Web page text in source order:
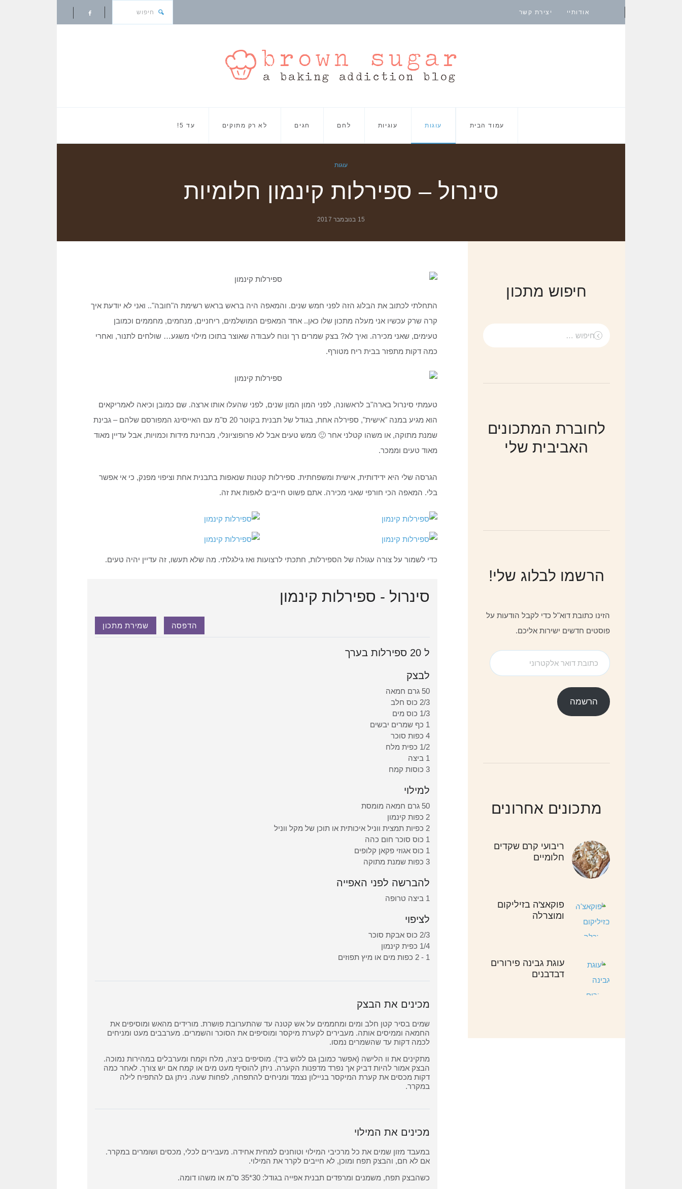
אודותיי יצירת קשר
עמוד הבית עוגות עוגיות לחם חגים לא רק מתוקים עד 5!
עוגות
סינרול – ספירלות קינמון חלומיות
15 בנובמבר 2017
התחלתי לכתוב את הבלוג הזה לפני חמש שנים. והמאפה היה בראש בראש רשימת ה"חובה".. ואני לא יודעת איך
קרה שרק עכשיו אני מעלה מתכון שלו כאן.. אחד המאפים המושלמים, ריחניים, מנחמים, מחממים וכמובן
טעימים, שאני מכירה. ואיך לא? בצק שמרים רך ונוח לעבודה שאוצר בתוכו מילוי משגע… שולחים לתנור, ואחרי
כמה דקות מתפזר בבית ריח מטורף.
טעמתי סינרול בארה"ב לראשונה, לפני המון המון שנים, לפני שהעלו אותו ארצה. שם כמובן וכיאה לאמריקאים
הוא מגיע במנה "אישית", ספירלה אחת, בגודל של תבנית בקוטר 20 ס"מ עם האייסינג המפורסם שלהם – גבינת
שמנת מתוקה, או משהו קטלני אחר 🙂 ממש טעים אבל לא פרופוציונלי, מבחינת מידות וכמויות, אבל עדיין מאוד
מאוד טעים וממכר.
הגרסה שלי היא ידידותית, אישית ומשפחתית. ספירלות קטנות שנאפות בתבנית אחת וציפוי מפנק, כי אי אפשר
בלי. המאפה הכי חורפי שאני מכירה. אתם פשוט חייבים לאפות את זה.
כדי לשמור על צורה עגולה של הספירלות, חתכתי לרצועות ואז גילגלתי. מה שלא תעשו, זה עדיין יהיה טעים.
סינרול - ספירלות קינמון
שמירת מתכון הדפסה
ל 20 ספירלות בערך
לבצק
50 גרם חמאה
2/3 כוס חלב
1/3 כוס מים
1 כף שמרים יבשים
4 כפות סוכר
1/2 כפית מלח
1 ביצה
3 כוסות קמח
למילוי
50 גרם חמאה מומסת
2 כפות קינמון
2 כפיות תמצית ווניל איכותית או תוכן של מקל ווניל
1 כוס סוכר חום כהה
1 כוס אגוזי פקאן קלופים
3 כפות שמנת מתוקה
להברשה לפני האפייה
1 ביצה טרופה
לציפוי
2/3 כוס אבקת סוכר
1/4 כפית קינמון
1 - 2 כפות מים או מיץ תפוזים
מכינים את הבצק
שמים בסיר קטן חלב ומים ומחממים על אש קטנה עד שהתערובת פושרת. מורידים מהאש ומוסיפים את
החמאה וממיסים אותה. מעבירים לקערת מיקסר ומוסיפים את הסוכר והשמרים. מערבבים מעט ומניחים
לכמה דקות עד שהשמרים נמסו.
מתקינים את וו הלישה (אפשר כמובן גם ללוש ביד). מוסיפים ביצה, מלח וקמח ומערבלים במהירות נמוכה.
הבצק אמור להיות דביק אך נפרד מדפנות הקערה. ניתן להוסיף מעט מים או קמח אם יש צורך. לאחר כמה
דקות מכסים את קערת המיקסר בניילון נצמד ומניחים להתפחה, לפחות שעה. ניתן גם להתפיח לילה
במקרר.
מכינים את המילוי
במעבד מזון שמים את כל מרכיבי המילוי וטוחנים למחית אחידה. מעבירים לכלי, מכסים ושומרים במקרר.
אם לא חם, והבצק תפח ומוכן, לא חייבים לקרר את המילוי.
כשהבצק תפח, משמנים ומרפדים תבנית אפייה בגודל: 30*35 ס"מ או משהו דומה.
חיפוש מתכון
חיפוש:
לחוברת המתכונים
האביבית שלי
הרשמו לבלוג שלי!
הזינו כתובת דוא"ל כדי לקבל הודעות על
פוסטים חדשים ישירות אליכם.
כתובת
דואר
אלקטרוני
הרשמה
מתכונים אחרונים
ריבועי קרם שקדים
חלומיים
פוקאצ'ה בזיליקום
ומוצרלה
עוגת גבינה פירורים
דבדבנים